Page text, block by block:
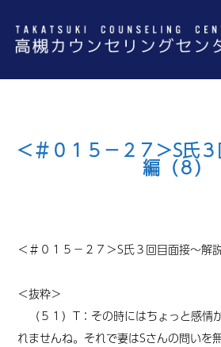
＜＃０１５－２７＞S氏
編（８）
＜＃０１５－２７＞S氏３回目面接～解
＜抜粋＞
（５１）T：その時にはちょっと感情
れませんね。それで妻はSさんの問いを